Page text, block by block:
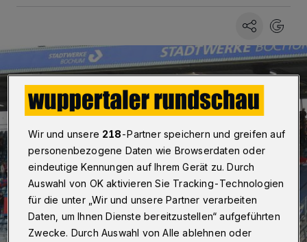
Wir und unsere 218-Partner speichern und greifen auf
personenbezogene Daten wie Browserdaten oder
eindeutige Kennungen auf Ihrem Gerät zu. Durch
Auswahl von OK aktivieren Sie Tracking-Technologien
für die unter „Wir und unsere Partner verarbeiten
Daten, um Ihnen Dienste bereitzustellen“ aufgeführten
Zwecke. Durch Auswahl von Alle ablehnen oder